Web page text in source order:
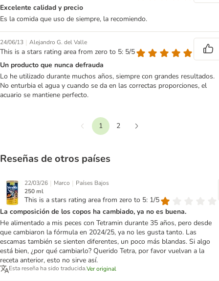
Excelente calidad y precio
Es la comida que uso de siempre, la recomiendo.
24/06/13 | Alejandro G. del Valle
This is a stars rating area from zero to 5: 5/5
Un producto que nunca defrauda
Lo he utilizado durante muchos años, siempre con grandes resultados.
No enturbia el agua y cuando se da en las correctas proporciones, el
acuario se mantiene perfecto.
Anterior
1
2
Reseñas de otros países
22/03/26 | Marco | Países Bajos
250 ml
This is a stars rating area from zero to 5: 1/5
La composición de los copos ha cambiado, ya no es buena.
He alimentado a mis peces con Tetramin durante 35 años, pero desde
que cambiaron la fórmula en 2024/25, ya no les gusta tanto. Las
escamas también se sienten diferentes, un poco más blandas. Si algo
está bien, ¿por qué cambiarlo? Querido Tetra, por favor vuelvan a la
receta anterior, esto no sirve así.
Esta reseña ha sido traducida.Ver original